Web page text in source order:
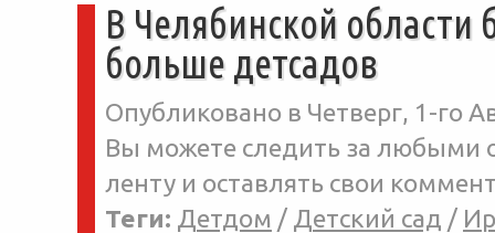
В Челябинской
больше детсадов
Опубликовано в Четверг, 1-го
Вы можете следить за любыми
ленту и оставлять свои
Теги: Детдом / Детский сад /